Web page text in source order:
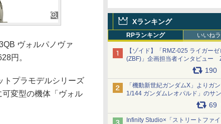
Xランキング
RPランキング いいね
【ゾイド】「RMZ-025 ライガー
(ZBF)」企画担当者インタビュー
デザインまで再現可能なボリュー
ト pic.x.com/6zOqQAQKkX
190
「機動新世紀ガンダムX」よりガ
1/144 ガンダムレオパルド」のサ
69
Infinity Studio×「ストリートファ
ヴォルパノヴァ
円。
プラモデルシリーズ
可変型の機体「ヴォル